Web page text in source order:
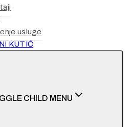
usluge
KUTIĆ
CHILD MENU